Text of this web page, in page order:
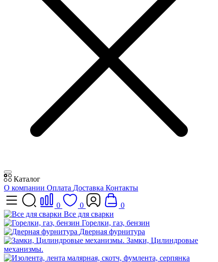
Каталог
О компании Оплата Доставка Контакты
0 0
0
Все для сварки
Горелки, газ, бензин
Дверная фурнитура
Замки, Цилиндровые
механизмы.